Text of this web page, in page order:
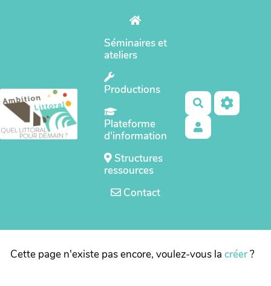
Séminaires et
ateliers
Productions
Plateforme
d'information
Structures
ressources
Contact
Rechercher
Cette page n'existe pas encore, voulez-vous la créer?